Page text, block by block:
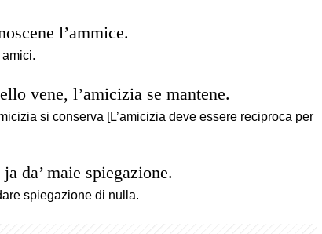
l’ammice.
vene, l’amicizia se mantene.
si conserva [L’amicizia deve essere reciproca per
da’ maie spiegazione.
spiegazione di nulla.